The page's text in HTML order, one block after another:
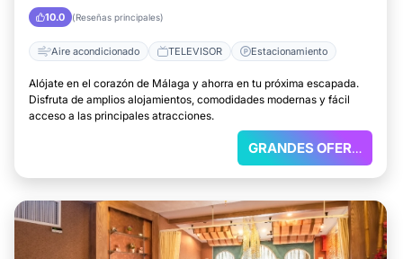
10.0 (Reseñas principales)
Aire acondicionado TELEVISOR Estacionamiento
Alójate en el corazón de Málaga y ahorra en tu próxima escapada.
Disfruta de amplios alojamientos, comodidades modernas y fácil
acceso a las principales atracciones.
GRANDES OFERTAS